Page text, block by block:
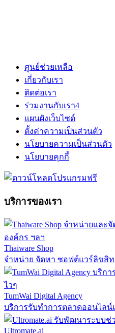
ศูนย์ช่วยเหลือ
เกี่ยวกับเรา
ติดต่อเรา
ร่วมงานกับเรา4
แผนผังเว็บไซต์
ตั้งค่าความเป็นส่วนตัว
นโยบายความเป็นส่วนตัว
นโยบายคุกกี้
บริการของเรา
Thaiware Shop
จำหน่าย จัดหา ซอฟต์แวร์ลิขสิ
TumWai Digital Agency
บริการรับทำการตลาดออนไลน์
Ultromate.ai